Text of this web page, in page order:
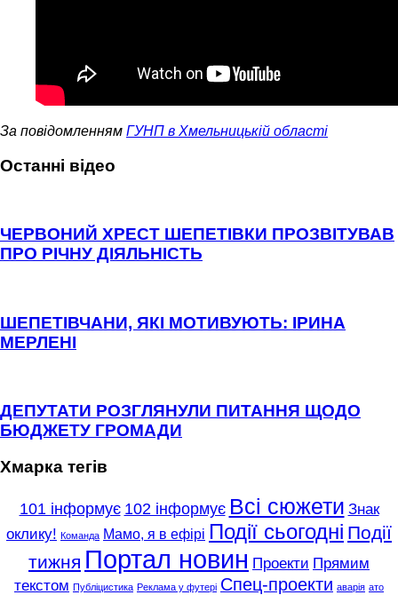
За повідомленням ГУНП в Хмельницькій області
Останні відео
ЧЕРВОНИЙ ХРЕСТ ШЕПЕТІВКИ ПРОЗВІТУВАВ
ПРО РІЧНУ ДІЯЛЬНІСТЬ
ШЕПЕТІВЧАНИ, ЯКІ МОТИВУЮТЬ: ІРИНА
МЕРЛЕНІ
ДЕПУТАТИ РОЗГЛЯНУЛИ ПИТАННЯ ЩОДО
БЮДЖЕТУ ГРОМАДИ
Хмарка тегів
101 інформує 102 інформує Всі сюжети Знак
оклику! Команда Мамо, я в ефірі Події сьогодні Події
тижня Портал новин Проекти Прямим
текстом Публіцистика Реклама у футері Спец-проекти аварія ато